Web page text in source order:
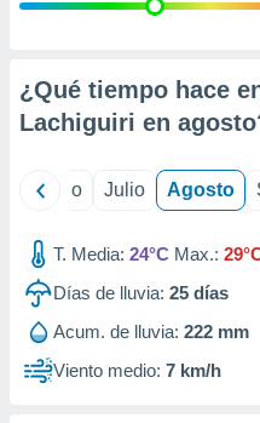
e
mediante
publicidad
de
1199
¿Qué tiempo hace
Lachiguiri en agosto
Junio Julio Agosto
T. Media: 24°C Max.:
Días de lluvia: 25 días
Acum. de lluvia: 222 mm
Viento medio: 7 km/h